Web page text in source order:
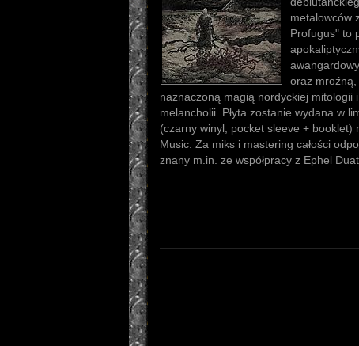
metalowców
Profugus" to
oraz mroźną,
naznaczoną magią nordyckiej mitologii
melancholii. Płyta zostanie wydana w
(czarny winyl, pocket sleeve + booklet)
Music. Za miks i mastering całości
znany m.in. ze współpracy z Ephel